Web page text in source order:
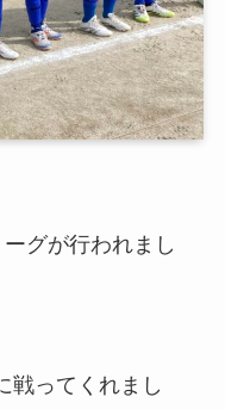
グが行われまし
戦ってくれまし